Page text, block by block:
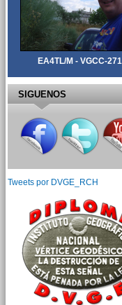
EA4TL/M - VGCC-271
SIGUENOS
Tweets por DVGE_RCH